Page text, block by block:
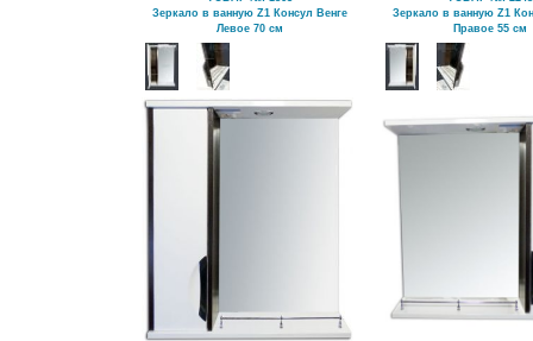
Зеркало в ванную Z1 Консул Венге
Левое 70 см
Зеркало в ванную Z1
Правое 55 см